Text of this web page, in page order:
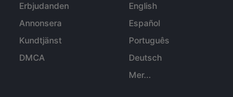
Erbjudanden
Annonsera
Kundtjänst
DMCA
English
Español
Português
Deutsch
Mer...